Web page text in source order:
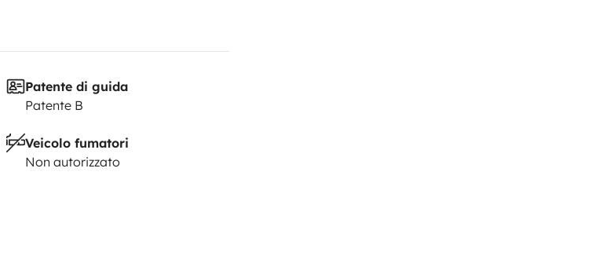
Patente di guida
Patente B
Veicolo fumatori
Non autorizzato